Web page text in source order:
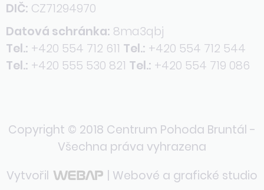
DIČ: CZ71294970
Datová schránka: 8ma3qbj
Tel.: +420 554 712 611 Tel.: +420 554 712 544
Tel.: +420 555 530 821 Tel.: +420 554 719 086
Copyright © 2018 Centrum Pohoda Bruntál -
Všechna práva vyhrazena
Vytvořil
| Webové a grafické studio